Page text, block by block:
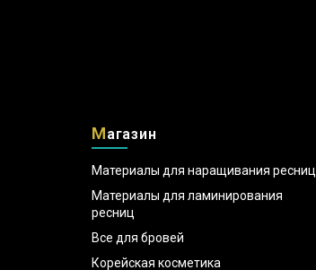
Магазин
Материалы для наращивания ресниц
Материалы для ламинирования
ресниц
Все для бровей
Корейская косметика